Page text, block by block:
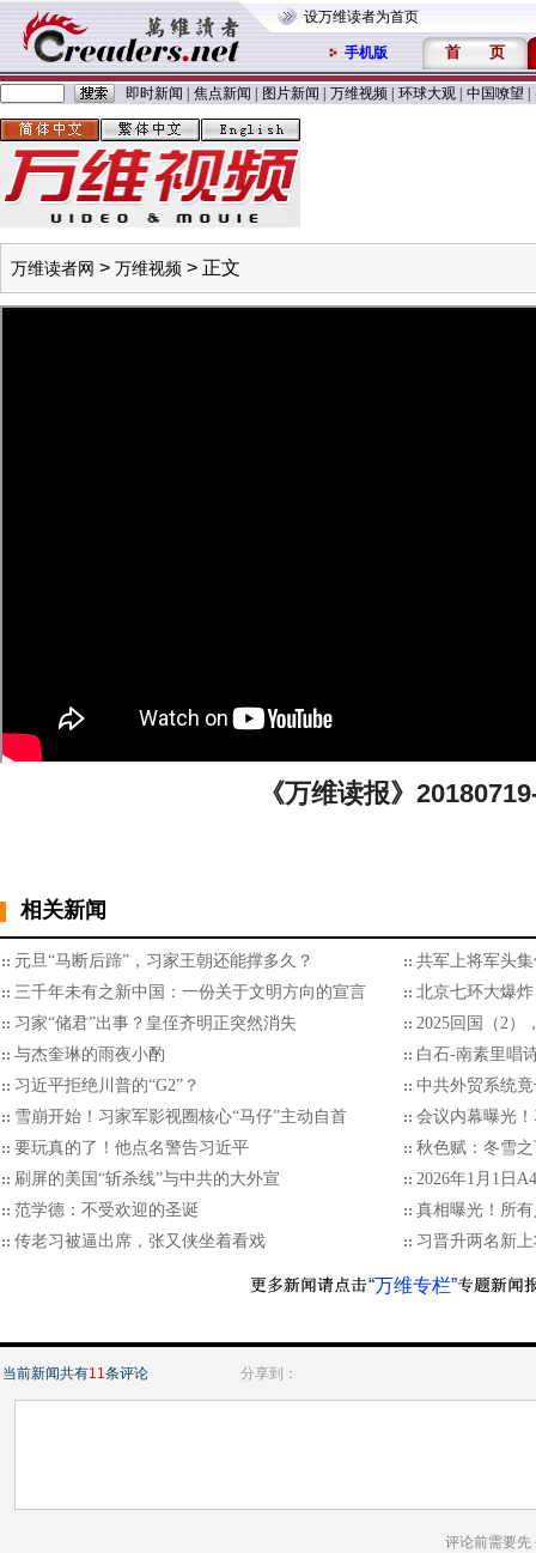
设万维读者为首页
手机版 首 页
即时新闻 焦点新闻 图片新闻 万维视频 环球大观 中国嘹望
万维读者网 > 万维视频 > 正文
《万维读报》
相关新闻
元旦“马断后蹄”，习家王朝还能撑多久？
共军上将军头
三千年未有之新中国：一份关于文明方向的宣言
北京七环大爆
习家“储君”出事？皇侄齐明正突然消失
2025回国（2）
与杰奎琳的雨夜小酌
白石-南素里唱
习近平拒绝川普的“G2”？
中共外贸系统
雪崩开始！习家军影视圈核心“马仔”主动自首
会议内幕曝光
要玩真的了！他点名警告习近平
秋色赋：冬雪
刷屏的美国“斩杀线”与中共的大外宣
2026年1月1日
范学德：不受欢迎的圣诞
真相曝光！所
传老习被逼出席，张又侠坐着看戏
习晋升两名新
“万维专栏”
当前新闻共有11条评论 分享到：
评论前需要先